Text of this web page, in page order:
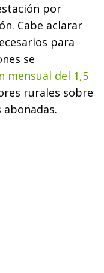
por
Cabe aclarar
para
se
mensual del 1,5
rurales sobre